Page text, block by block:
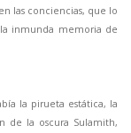
las conciencias, que lo
inmunda memoria de
la pirueta estática, la
de la oscura Sulamith,